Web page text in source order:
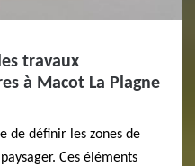
travaux
à Macot La Plagne
de définir les zones de
Ces éléments